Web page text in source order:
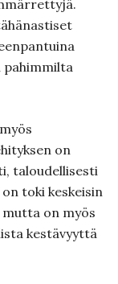
pahimmilta
on
taloudellisesti
toki keskeisin
mutta on myös
kestävyyttä